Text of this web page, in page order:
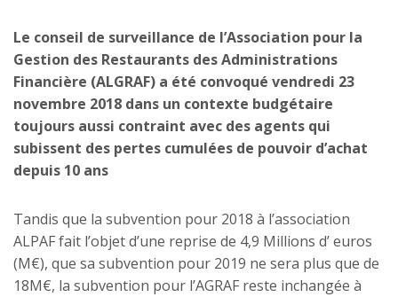
Le conseil de surveillance de l’Association pour la
Gestion des Restaurants des Administrations
Financière (ALGRAF) a été convoqué vendredi 23
novembre 2018 dans un contexte budgétaire
toujours aussi contraint avec des agents qui
subissent des pertes cumulées de pouvoir d’achat
depuis 10 ans
Tandis que la subvention pour 2018 à l’association
ALPAF fait l’objet d’une reprise de 4,9 Millions d’ euros
(M€), que sa subvention pour 2019 ne sera plus que de
18M€, la subvention pour l’AGRAF reste inchangée à